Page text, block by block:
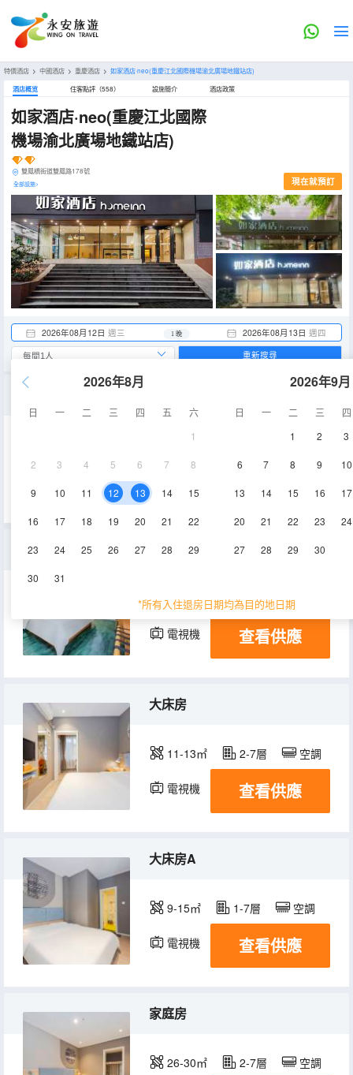
特價酒店 > 中國酒店 > 重慶酒店 > 如家酒店·neo(重慶江北國際機場渝北廣場地鐵站店)
酒店概览 住客點評（558） 設施簡介 酒店政策
如家酒店·neo(重慶江北國際
機場渝北廣場地鐵站店)
雙鳳橋街道雙鳳路178號
全部設施> 現在就預訂
2026年08月12日 週三 2026年08月13日 週四
1 晚
2026年8月
日 一 二 三 四 五
六
1
2 3 4 5 6 7 8
9 10 11 12 13 14 15
16 17 18 19 20 21 22
23 24 25 26 27 28 29
30 31
2026年9月
日 一 二 三
四
1
2 3
6 7 8 9 10
13 14 15 16 17
20 21 22 23 24
27 28 29 30
*所有入住退房日期均為目的地日期
重新搜尋
14-19㎡ 空調
商務大床房
13-16㎡ 1-8層
電視機 查看供應
大床房
11-13㎡ 2-7層 空調
電視機 查看供應
大床房A
9-15㎡ 1-7層 空調
電視機 查看供應
家庭房
26-30㎡ 2-7層 空調